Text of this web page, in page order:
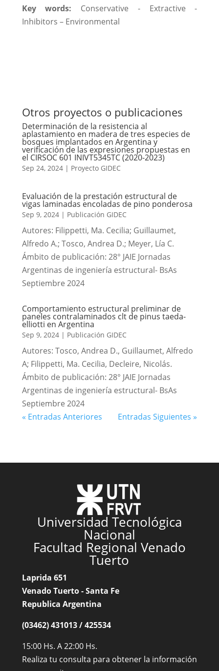
Key words: Conservative - Extractive -
Inhibitors – Environmental
Otros proyectos o publicaciones
Determinación de la resistencia al
aplastamiento en madera de tres especies de
bosques implantados en Argentina y
verificación de las expresiones propuestas en
el CIRSOC 601 INIVT5345TC (2020-2023)
Sep 24, 2024| Proyecto GIDEC
Evaluación de la prestación estructural de
vigas laminadas encoladas de pino ponderosa
Sep 9, 2024| Publicación GIDEC
Autores: Filippetti, Ma. Cecilia; Guillaumet,
Alfredo A.; Tosco, Andrea D.; Meyer, Lía C.
Ámbito de publicación: 28° JAIE Jornadas
Argentinas de ingeniería estructural- BsAs
Septiembre 2024
Comportamiento estructural preliminar de
paneles contralaminados clt de pinus taeda-
elliotti en Argentina
Sep 9, 2024| Publicación GIDEC
Autores: Tosco, Andrea D., Guillaumet, Alfredo
A; Filippetti, Ma. Cecilia, Decleire, Nicolás.
Ámbito de publicación: 28° JAIE Jornadas
Argentinas de ingeniería estructural- BsAs
Septiembre 2024
« Entradas Anteriores
Entradas Siguientes »
Universidad Tecnológica
Nacional
Facultad Regional Venado
Tuerto
Laprida 651
Venado Tuerto - Santa Fe
Republica Argentina
(03462) 431013 / 425534
15:00 Hs. A 22:00 Hs.
Realiza tu consulta para obtener la información